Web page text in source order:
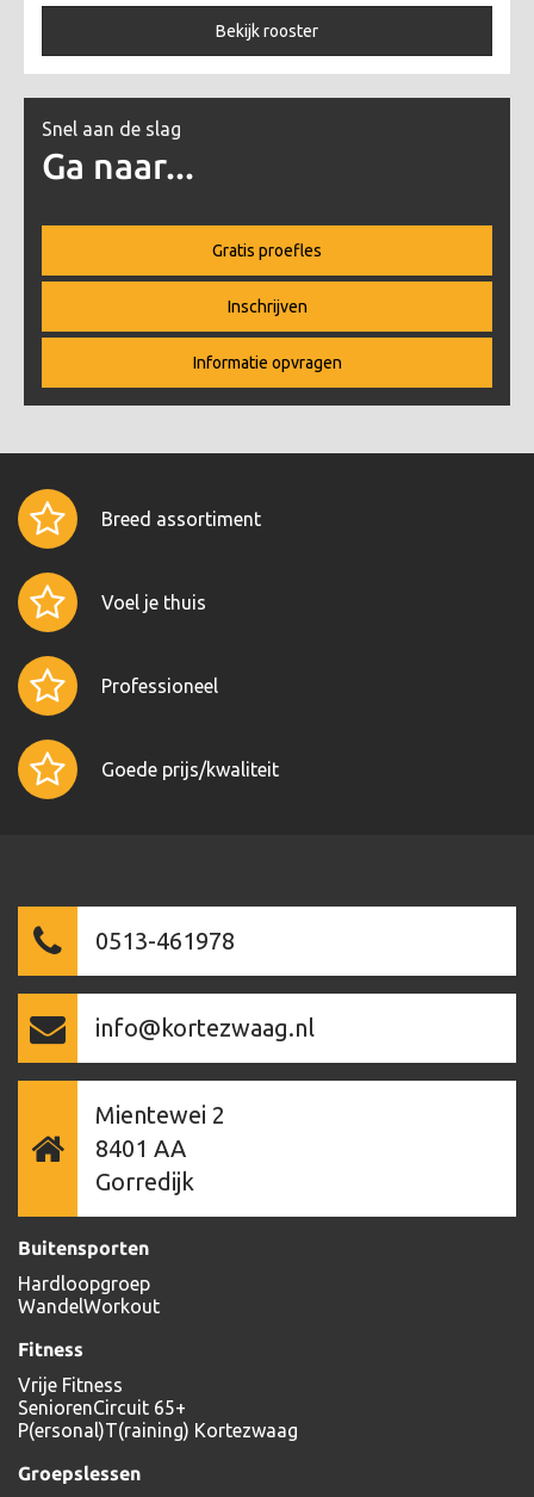
Bekijk rooster
Snel aan de slag
Ga naar...
Gratis proefles
Inschrijven
Informatie opvragen
Breed assortiment
Voel je thuis
Professioneel
Goede prijs/kwaliteit
0513-461978
info@kortezwaag.nl
Mientewei 2
8401 AA
Gorredijk
Buitensporten
Hardloopgroep
WandelWorkout
Fitness
Vrije Fitness
SeniorenCircuit 65+
P(ersonal)T(raining) Kortezwaag
Groepslessen